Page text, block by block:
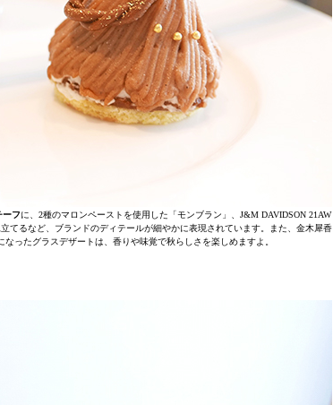
ーフに、2種のマロンペーストを使用した「モンブラン」、J&M DAVIDSON 21AW
てるなど、ブランドのディテールが細やかに表現されています。また、金木犀香
ったグラスデザートは、香りや味覚で秋らしさを楽しめますよ。